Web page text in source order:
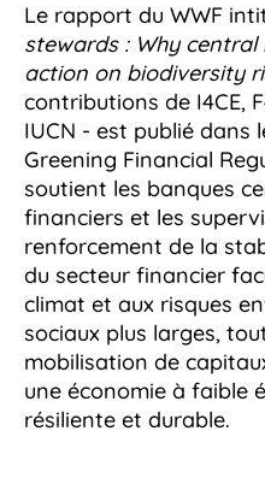
Le rapport du WWF
stewards : Why
action on biodiversity
contributions de I4CE,
IUCN - est publié dans
Greening Financial
soutient les banques
financiers et les
renforcement de la
du secteur financier
climat et aux risques
sociaux plus larges,
mobilisation de
une économie à faible
résiliente et durable.